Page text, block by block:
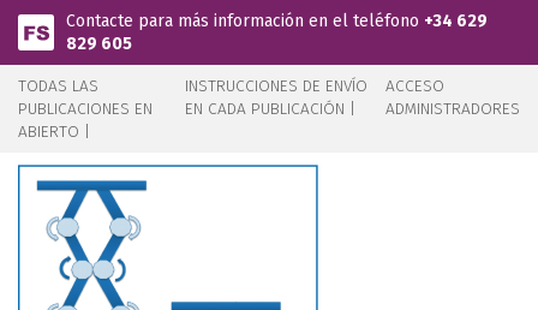
Pasar al contenido principal
Contacte para más información en el teléfono +34 629
829 605
TODAS LAS
PUBLICACIONES EN
ABIERTO |
INSTRUCCIONES DE ENVÍO
EN CADA PUBLICACIÓN |
ACCESO
ADMINISTRADORES